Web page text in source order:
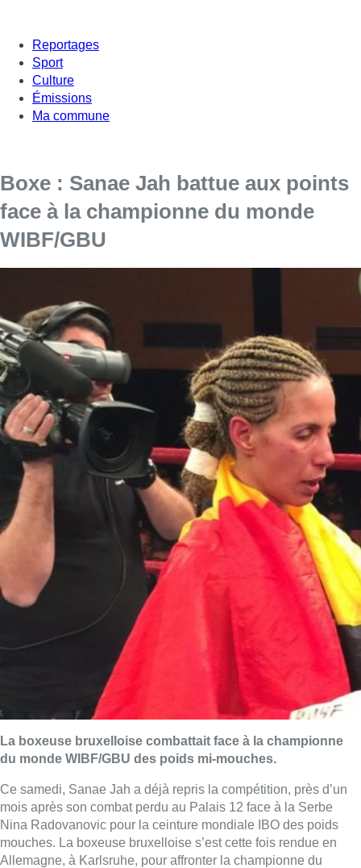
Reportages
Sport
Culture
Émissions
Ma commune
Boxe : Sanae Jah battue aux points
face à la championne du monde
WIBF/GBU
La boxeuse bruxelloise combattait face à la championne
du monde WIBF/GBU des poids mi-mouches.
Ce samedi, Sanae Jah a déjà repris la compétition, près d’un
mois après son combat perdu au Palais 12 face à la Serbe
Nina Radovanovic pour la ceinture mondiale IBO des poids
mouches. La boxeuse bruxelloise s’est cette fois rendue en
Allemagne, à Karlsruhe, pour affronter la championne du